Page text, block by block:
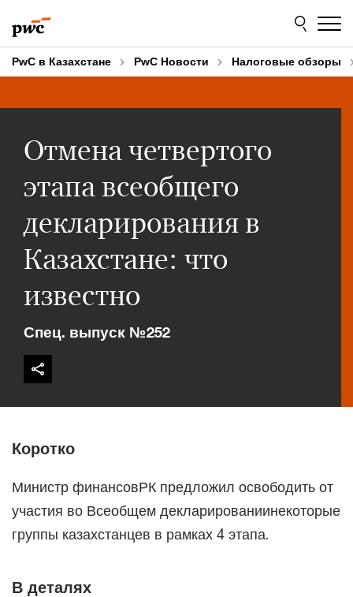
to
content
to
footer
PwC в Казахстане PwC Новости Налоговые обзоры
Отмена четвертого
этапа всеобщего
декларирования в
Казахстане: что
известно
Спец. выпуск №252
Коротко
Министр финансовРК предложил освободить от
участия во Всеобщем декларированиинекоторые
группы казахстанцев в рамках 4 этапа.
В деталях